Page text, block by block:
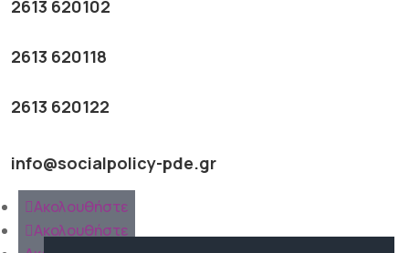
2613 620102
2613 620118
2613 620122
info@socialpolicy-pde.gr
Ακολουθήστε
Ακολουθήστε